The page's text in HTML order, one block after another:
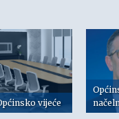
vijeće